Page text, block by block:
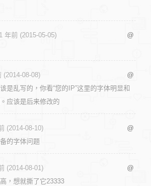
年前 (2015-05-05)
@
(2014-08-08)
@
是乱写的，你看“您的IP”这里的字体明显和
应该是后来修改的
(2014-08-10)
@
的字体问题
(2014-08-01)
@
，想就撕了它23333